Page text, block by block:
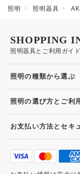
照明 照明器具
照明器具とご利用ガイド
SHOPPING
照明の種類から選ぶ
照明の選び方とご利
お支払い方法とセキ